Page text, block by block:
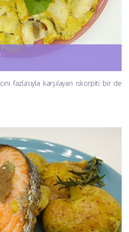
fazlasıyla karşılayan iskorpiti bir de